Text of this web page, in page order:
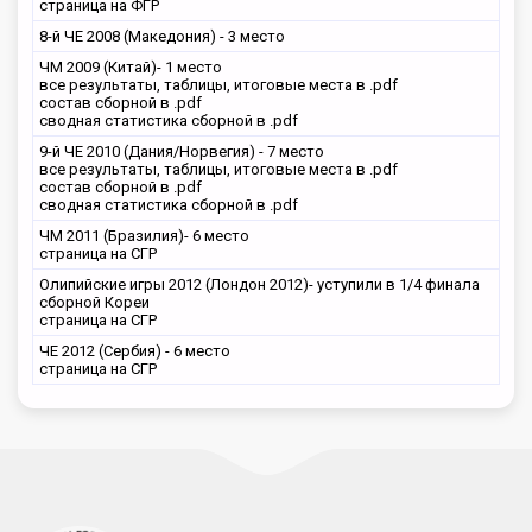
страница на ФГР
8-й ЧЕ 2008 (Македония) - 3 место
ЧМ 2009 (Китай)- 1 место
все результаты, таблицы, итоговые места в .pdf
состав сборной в .pdf
сводная статистика сборной в .pdf
9-й ЧЕ 2010 (Дания/Норвегия) - 7 место
все результаты, таблицы, итоговые места в .pdf
состав сборной в .pdf
сводная статистика сборной в .pdf
ЧМ 2011 (Бразилия)- 6 место
страница на СГР
Олипийские игры 2012 (Лондон 2012)- уступили в 1/4 финала
сборной Кореи
страница на СГР
ЧЕ 2012 (Сербия) - 6 место
страница на СГР